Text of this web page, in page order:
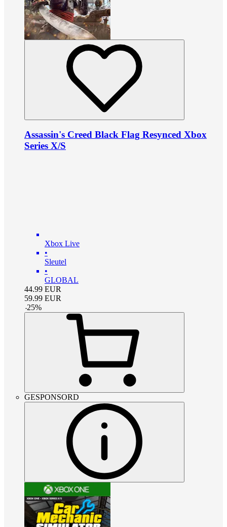
Assassin's Creed Black Flag Resynced Xbox
Series X/S
Xbox Live
•
Sleutel
•
GLOBAL
44.99 EUR
59.99 EUR
-25%
GESPONSORD